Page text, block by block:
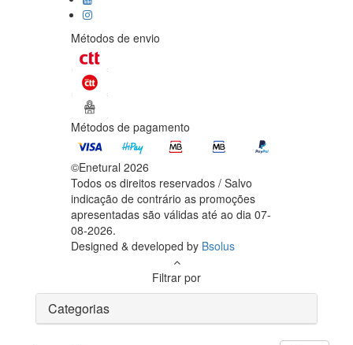
Métodos de envio
Métodos de pagamento
©Enetural 2026
Todos os direitos reservados / Salvo
indicação de contrário as promoções
apresentadas são válidas até ao dia 07-
08-2026.
Designed & developed by Bsolus
Filtrar por
Categorias